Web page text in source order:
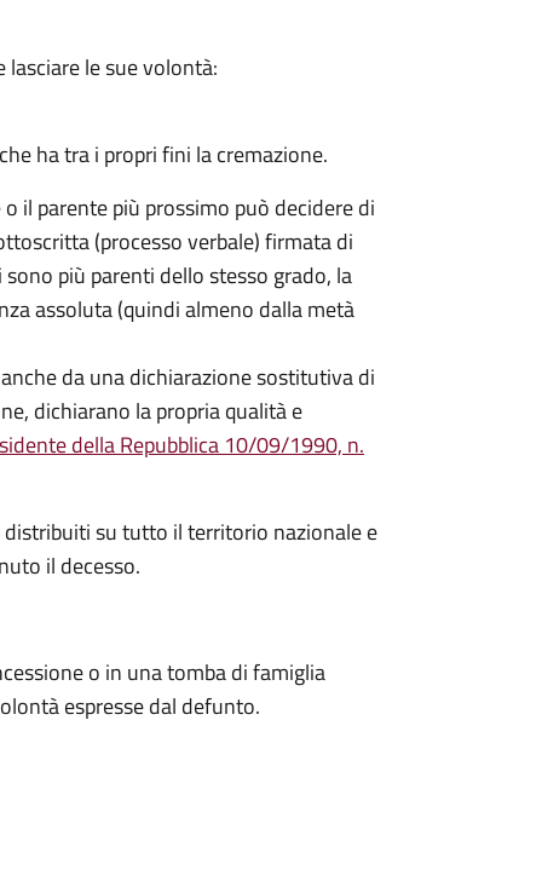
lasciare le sue volontà:
ha tra i propri fini la cremazione.
il parente più prossimo può decidere di
(processo verbale) firmata di
più parenti dello stesso grado, la
assoluta (quindi almeno dalla metà
da una dichiarazione sostitutiva di
dichiarano la propria qualità e
della Repubblica 10/09/1990, n.
su tutto il territorio nazionale e
il decesso.
o in una tomba di famiglia
espresse dal defunto.